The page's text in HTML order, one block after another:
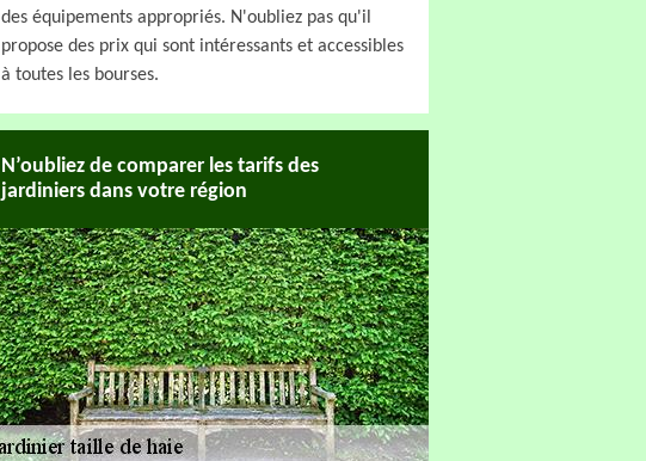
des équipements appropriés. N'oubliez pas qu'il
propose des prix qui sont intéressants et accessibles
à toutes les bourses.
N’oubliez de comparer les tarifs des
jardiniers dans votre région